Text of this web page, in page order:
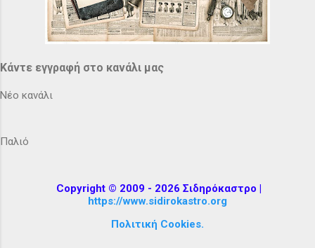
Κάντε εγγραφή στο κανάλι μας
Νέο κανάλι
Παλιό
Copyright © 2009 - 2026 Σιδηρόκαστρο |
https://www.sidirokastro.org
Πολιτική Cookies.